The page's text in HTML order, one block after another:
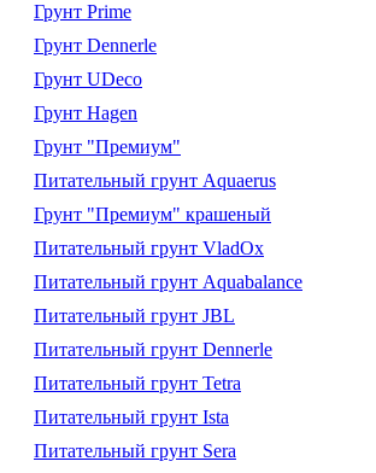
Грунт Prime
Грунт Dennerle
Грунт UDeco
Грунт Hagen
Грунт "Премиум"
Питательный грунт Aquaerus
Грунт "Премиум" крашеный
Питательный грунт VladOx
Питательный грунт Aquabalance
Питательный грунт JBL
Питательный грунт Dennerle
Питательный грунт Tetra
Питательный грунт Ista
Питательный грунт Sera